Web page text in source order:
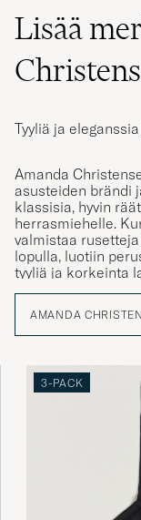
Lisää
Tyyliä ja
Amanda
asusteiden brändi
klassisia, hyvin
herrasmiehelle.
valmistaa
lopulla, luotiin
tyyliä ja korkeinta
kuninkaallinen
yksityiskohtia,
tietoisten miesten
ympäristössä,
sukupolvien ajan.
AMANDA
3-PACK